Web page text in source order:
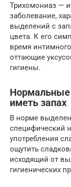
Трихомониаз —
заболевание,
выделений с
цвета. К его
время
оттающие
гигиены.
Нормальные
иметь запах
В норме
специфический
употребления
ощутить
исходящий от
гигиенических